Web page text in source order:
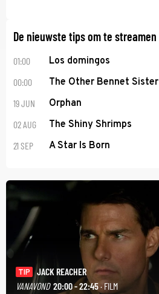
De nieuwste tips om te streamen
01:00 Los domingos
00:00 The Other Bennet Sister
19 JUN Orphan
02 AUG The Shiny Shrimps
21 SEP A Star Is Born
TIP
JACK REACHER
VANAVOND 20:00 - 22:45· FILM